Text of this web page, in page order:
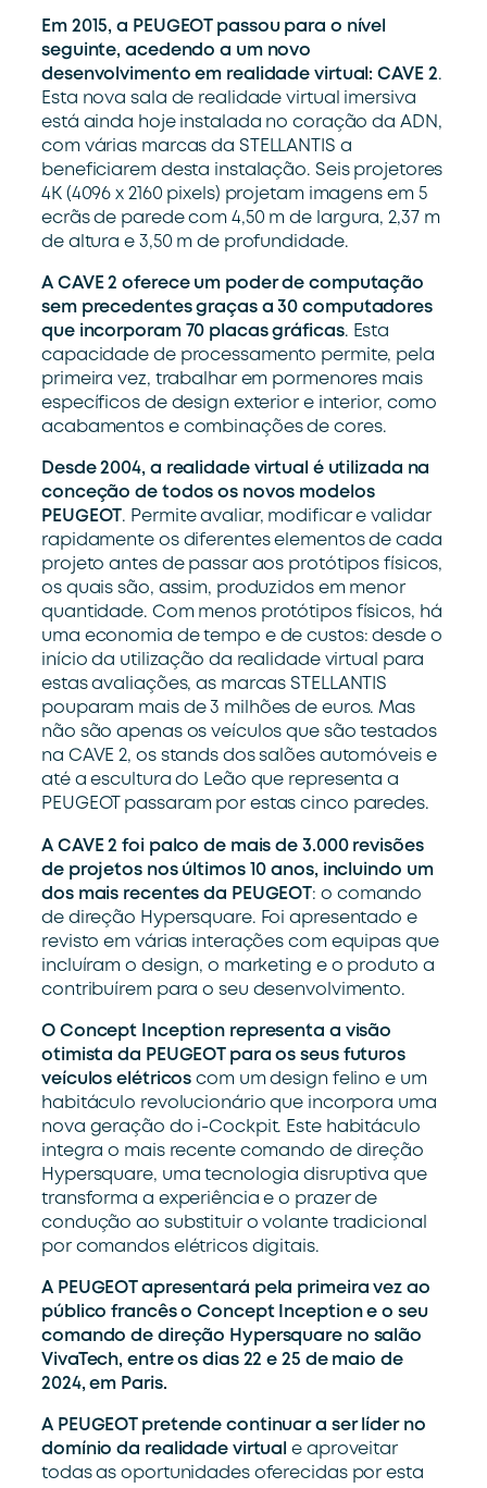
Em 2015, a PEUGEOT passou para o nível
seguinte, acedendo a um novo
desenvolvimento em realidade virtual: CAVE 2.
Esta nova sala de realidade virtual imersiva
está ainda hoje instalada no coração da ADN,
com várias marcas da STELLANTIS a
beneficiarem desta instalação. Seis projetores
4K (4096 x 2160 pixels) projetam imagens em 5
ecrãs de parede com 4,50 m de largura, 2,37 m
de altura e 3,50 m de profundidade.
A CAVE 2 oferece um poder de computação
sem precedentes graças a 30 computadores
que incorporam 70 placas gráficas. Esta
capacidade de processamento permite, pela
primeira vez, trabalhar em pormenores mais
específicos de design exterior e interior, como
acabamentos e combinações de cores.
Desde 2004, a realidade virtual é utilizada na
conceção de todos os novos modelos
PEUGEOT . Permite avaliar, modificar e validar
rapidamente os diferentes elementos de cada
projeto antes de passar aos protótipos físicos,
os quais são, assim, produzidos em menor
quantidade. Com menos protótipos físicos, há
uma economia de tempo e de custos: desde o
início da utilização da realidade virtual para
estas avaliações, as marcas STELLANTIS
pouparam mais de 3 milhões de euros. Mas
não são apenas os veículos que são testados
na CAVE 2, os stands dos salões automóveis e
até a escultura do Leão que representa a
PEUGEOT passaram por estas cinco paredes.
A CAVE 2 foi palco de mais de 3.000 revisões
de projetos nos últimos 10 anos, incluindo um
dos mais recentes da PEUGEOT: o comando
de direção Hypersquare. Foi apresentado e
revisto em várias interações com equipas que
incluíram o design, o marketing e o produto a
contribuírem para o seu desenvolvimento.
O Concept Inception representa a visão
otimista da PEUGEOT para os seus futuros
veículos elétricos com um design felino e um
habitáculo revolucionário que incorpora uma
nova geração do i-Cockpit. Este habitáculo
integra o mais recente comando de direção
Hypersquare, uma tecnologia disruptiva que
transforma a experiência e o prazer de
condução ao substituir o volante tradicional
por comandos elétricos digitais.
A PEUGEOT apresentará pela primeira vez ao
público francês o Concept Inception e o seu
comando de direção Hypersquare no salão
VivaTech, entre os dias 22 e 25 de maio de
2024, em Paris.
A PEUGEOT pretende continuar a ser líder no
domínio da realidade virtual e aproveitar
todas as oportunidades oferecidas por esta